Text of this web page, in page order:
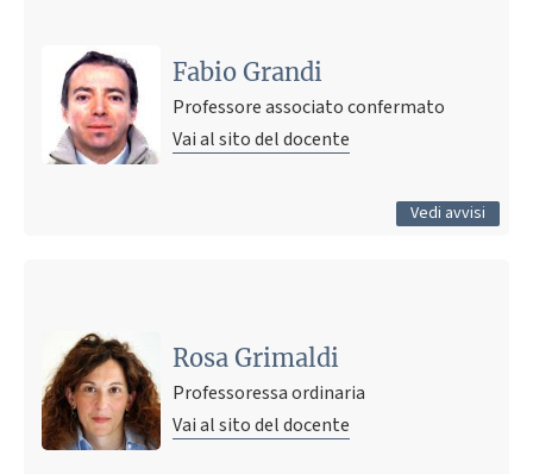
Fabio Grandi
Professore associato confermato
Vai al sito del docente
Vedi avvisi
22 febbraio 2021 19:19
Tutti gli avvisi
Rosa Grimaldi
Professoressa ordinaria
Vai al sito del docente
10 marzo 2021 11:07